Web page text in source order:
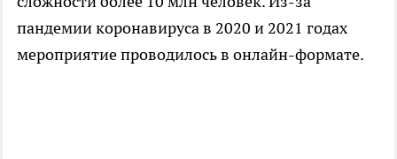
пандемии коронавируса в 2020 и 2021 годах
мероприятие проводилось в онлайн-формате.